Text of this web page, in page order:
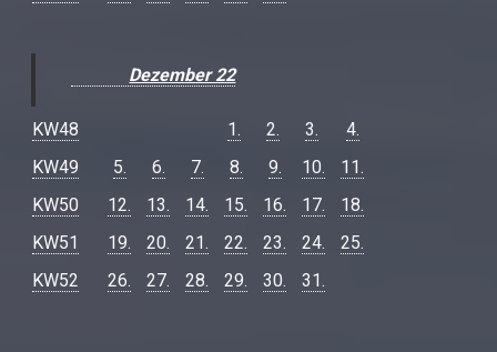
Dezember 22
KW48 1. 2. 3.
4.
KW49
5. 6. 7. 8. 9. 10.
11.
KW50
12. 13. 14. 15. 16. 17.
18.
KW51
19. 20. 21. 22. 23. 24.
25.
KW52
26. 27. 28. 29. 30. 31.